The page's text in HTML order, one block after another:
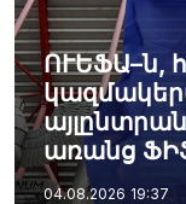
ՈՒԵՖԱ–ն,
առանց
04.08.2026 19:37